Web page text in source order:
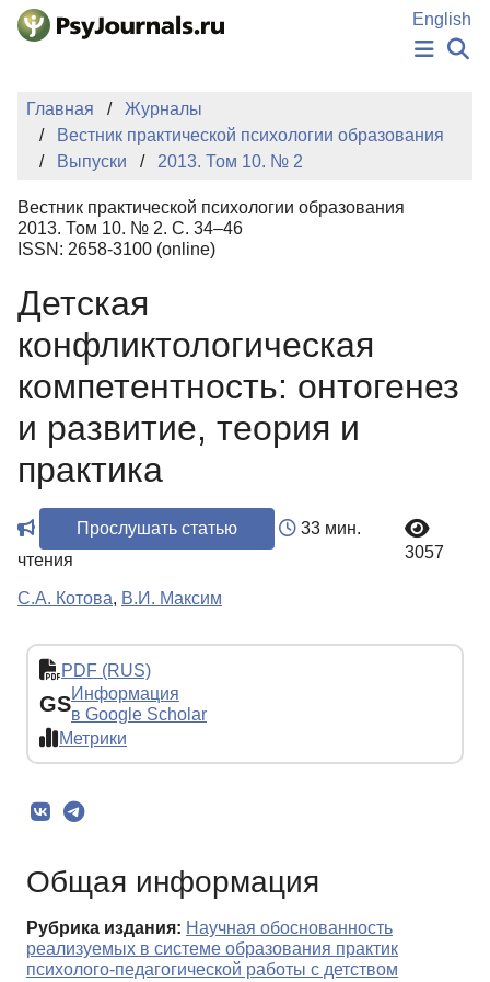
Перейти к основному содержанию
English
НОВОСТИ
ИЗДАНИЯ
АВТОРЫ
БАЗА ЗНАНИЙ
КЛЮЧЕВЫЕ СЛОВА
Регистрация
Главная
Журналы
Вестник практической психологии образования
Выпуски
2013. Том 10. № 2
Вестник практической психологии образования
2013. Том 10. № 2. С. 34–46
ISSN: 2658-3100 (online)
Детская
конфликтологическая
компетентность: онтогенез
и развитие, теория и
практика
Прослушать статью
33 мин.
чтения
3057
С.А. Котова, В.И. Максим
PDF (RUS)
GSИнформация
в Google Scholar
Метрики
Общая информация
Рубрика издания: Научная обоснованность
реализуемых в системе образования практик
психолого-педагогической работы с детством